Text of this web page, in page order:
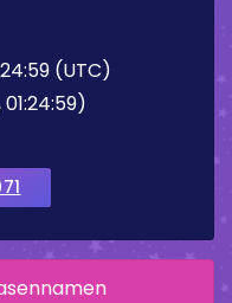
(UTC)
01:24:59)